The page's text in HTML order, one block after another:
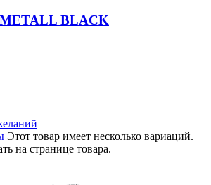
BLACK
Этот товар имеет несколько вариаций.
на странице товара.